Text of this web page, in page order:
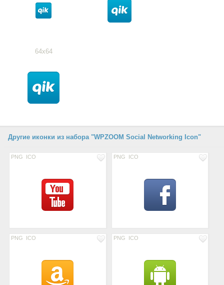
64x64
Другие иконки из набора "WPZOOM Social Networking Icon"
PNG ICO PNG ICO
PNG ICO PNG ICO